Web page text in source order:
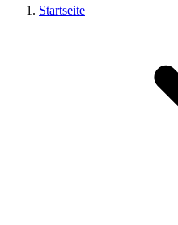
Startseite